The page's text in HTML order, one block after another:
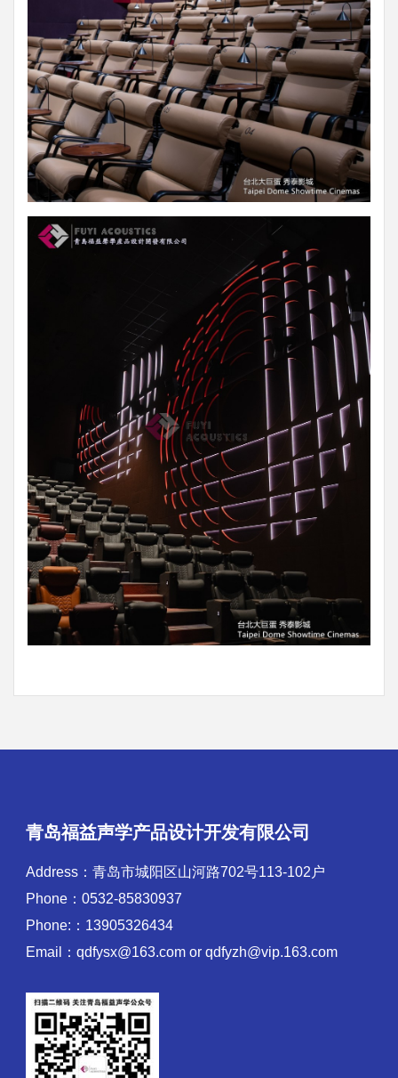
青岛福益声学产品设计开发有限公司
Address：青岛市城阳区山河路702号113-102户
Phone：0532-85830937
Phone:：13905326434
Email：qdfysx@163.com or qdfyzh@vip.163.com